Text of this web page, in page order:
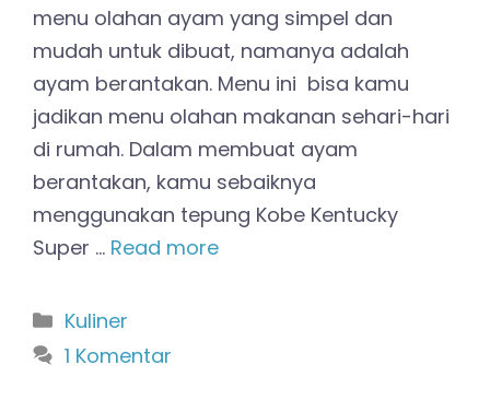
menu olahan ayam yang simpel dan
mudah untuk dibuat, namanya adalah
ayam berantakan. Menu ini bisa kamu
jadikan menu olahan makanan sehari-hari
di rumah. Dalam membuat ayam
berantakan, kamu sebaiknya
menggunakan tepung Kobe Kentucky
Super … Read more
Kategori
Kuliner
1 Komentar